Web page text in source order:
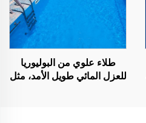
طلاء علوي من البوليوريا
للعزل المائي طويل الأمد، مثل